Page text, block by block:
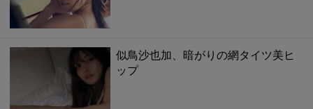
似鳥沙也加、暗がりの網タイツ美ヒ
ップ